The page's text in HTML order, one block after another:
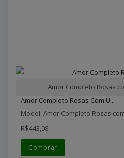
Amor Completo Rosas
Amor Completo Rosas Com U..
Model: Amor Completo Rosas
R$443,08
Comprar